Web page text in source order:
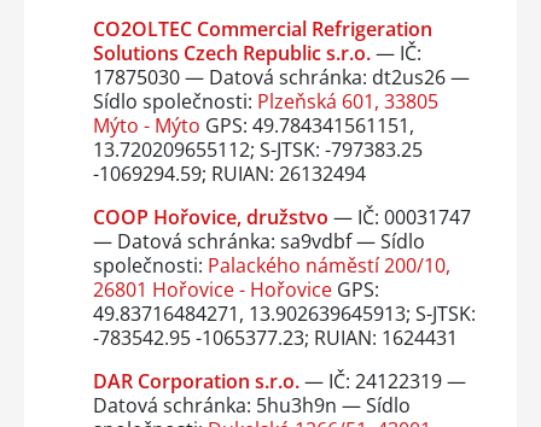
CO2OLTEC Commercial Refrigeration
Solutions Czech Republic s.r.o.— IČ:
17875030 — Datová schránka: dt2us26 —
Sídlo společnosti: Plzeňská 601, 33805
Mýto - Mýto GPS: 49.784341561151,
13.720209655112; S-JTSK: -797383.25
-1069294.59; RUIAN: 26132494
COOP Hořovice, družstvo — IČ: 00031747
— Datová schránka: sa9vdbf — Sídlo
společnosti: Palackého náměstí 200/10,
26801 Hořovice - HořoviceGPS:
49.83716484271, 13.902639645913; S-JTSK:
-783542.95 -1065377.23; RUIAN: 1624431
DAR Corporation s.r.o.— IČ: 24122319 —
Datová schránka: 5hu3h9n — Sídlo